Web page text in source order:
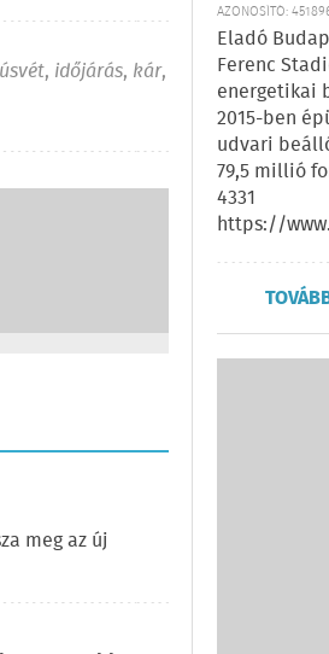
, időjárás, kár,
meg az új
AZONOSÍTÓ:
Eladó
Ferenc
energetikai
2015-ben
udvari
79,5 millió
4331
https://